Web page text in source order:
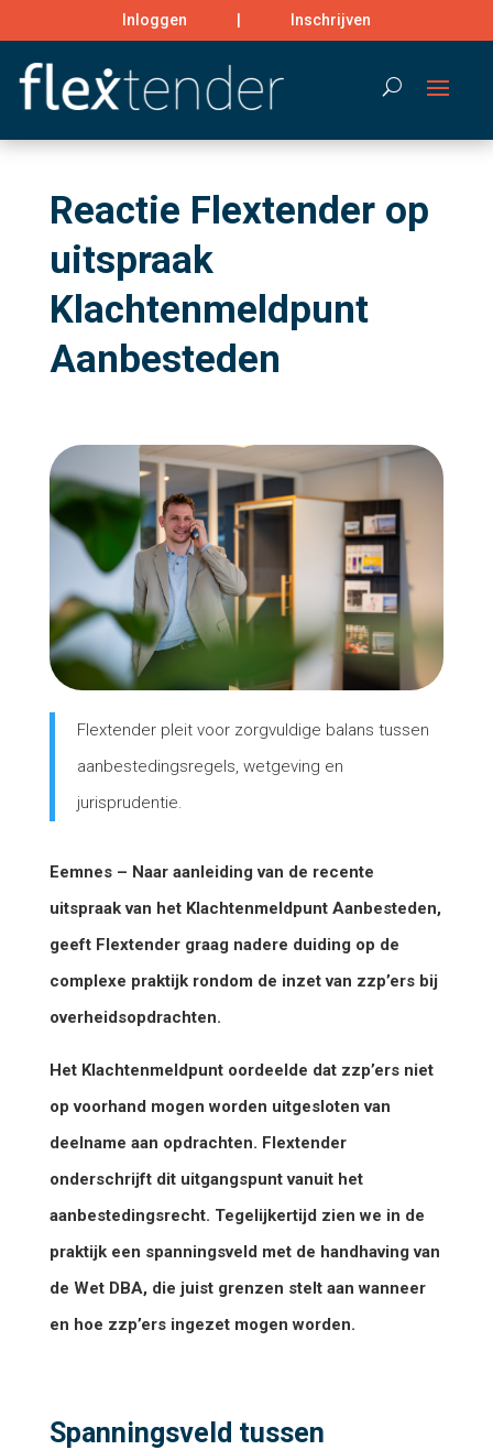
Inloggen Inschrijven
Search
Reactie Flextender op
uitspraak
Klachtenmeldpunt
Aanbesteden
Flextender pleit voor zorgvuldige balans tussen
aanbestedingsregels, wetgeving en
jurisprudentie.
Eemnes – Naar aanleiding van de recente
uitspraak van het Klachtenmeldpunt Aanbesteden,
geeft Flextender graag nadere duiding op de
complexe praktijk rondom de inzet van zzp’ers bij
overheidsopdrachten.
Het Klachtenmeldpunt oordeelde dat zzp’ers niet
op voorhand mogen worden uitgesloten van
deelname aan opdrachten. Flextender
onderschrijft dit uitgangspunt vanuit het
aanbestedingsrecht. Tegelijkertijd zien we in de
praktijk een spanningsveld met de handhaving van
de Wet DBA, die juist grenzen stelt aan wanneer
en hoe zzp’ers ingezet mogen worden.
Spanningsveld tussen